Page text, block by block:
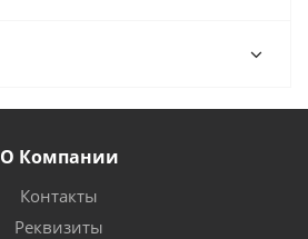
О Компании
Контакты
Реквизиты